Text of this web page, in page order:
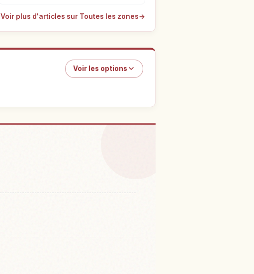
Voir plus d'articles sur Toutes les zones→
Voir les options